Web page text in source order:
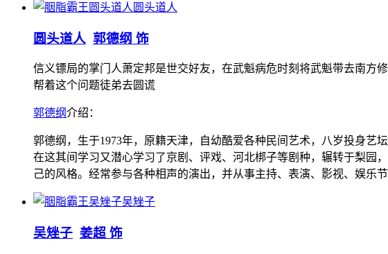
圆头道人
圆头道人 郭德纲 饰
信义镖局的掌门人萧定邦是世交好友，在武魁病危时刻将武魁带去南方
帮着这个问题徒弟去圆谎
郭德纲介绍：
郭德纲，生于1973年，原籍天津，自幼酷爱各种民间艺术，八岁投身艺
在这其间学习又潜心学习了京剧、评戏、河北梆子等剧种，辗转于梨园
己的风格。经常参与各种相声的演出，并从事主持、表演、影视、娱乐
吴矬子
吴矬子 姜超 饰